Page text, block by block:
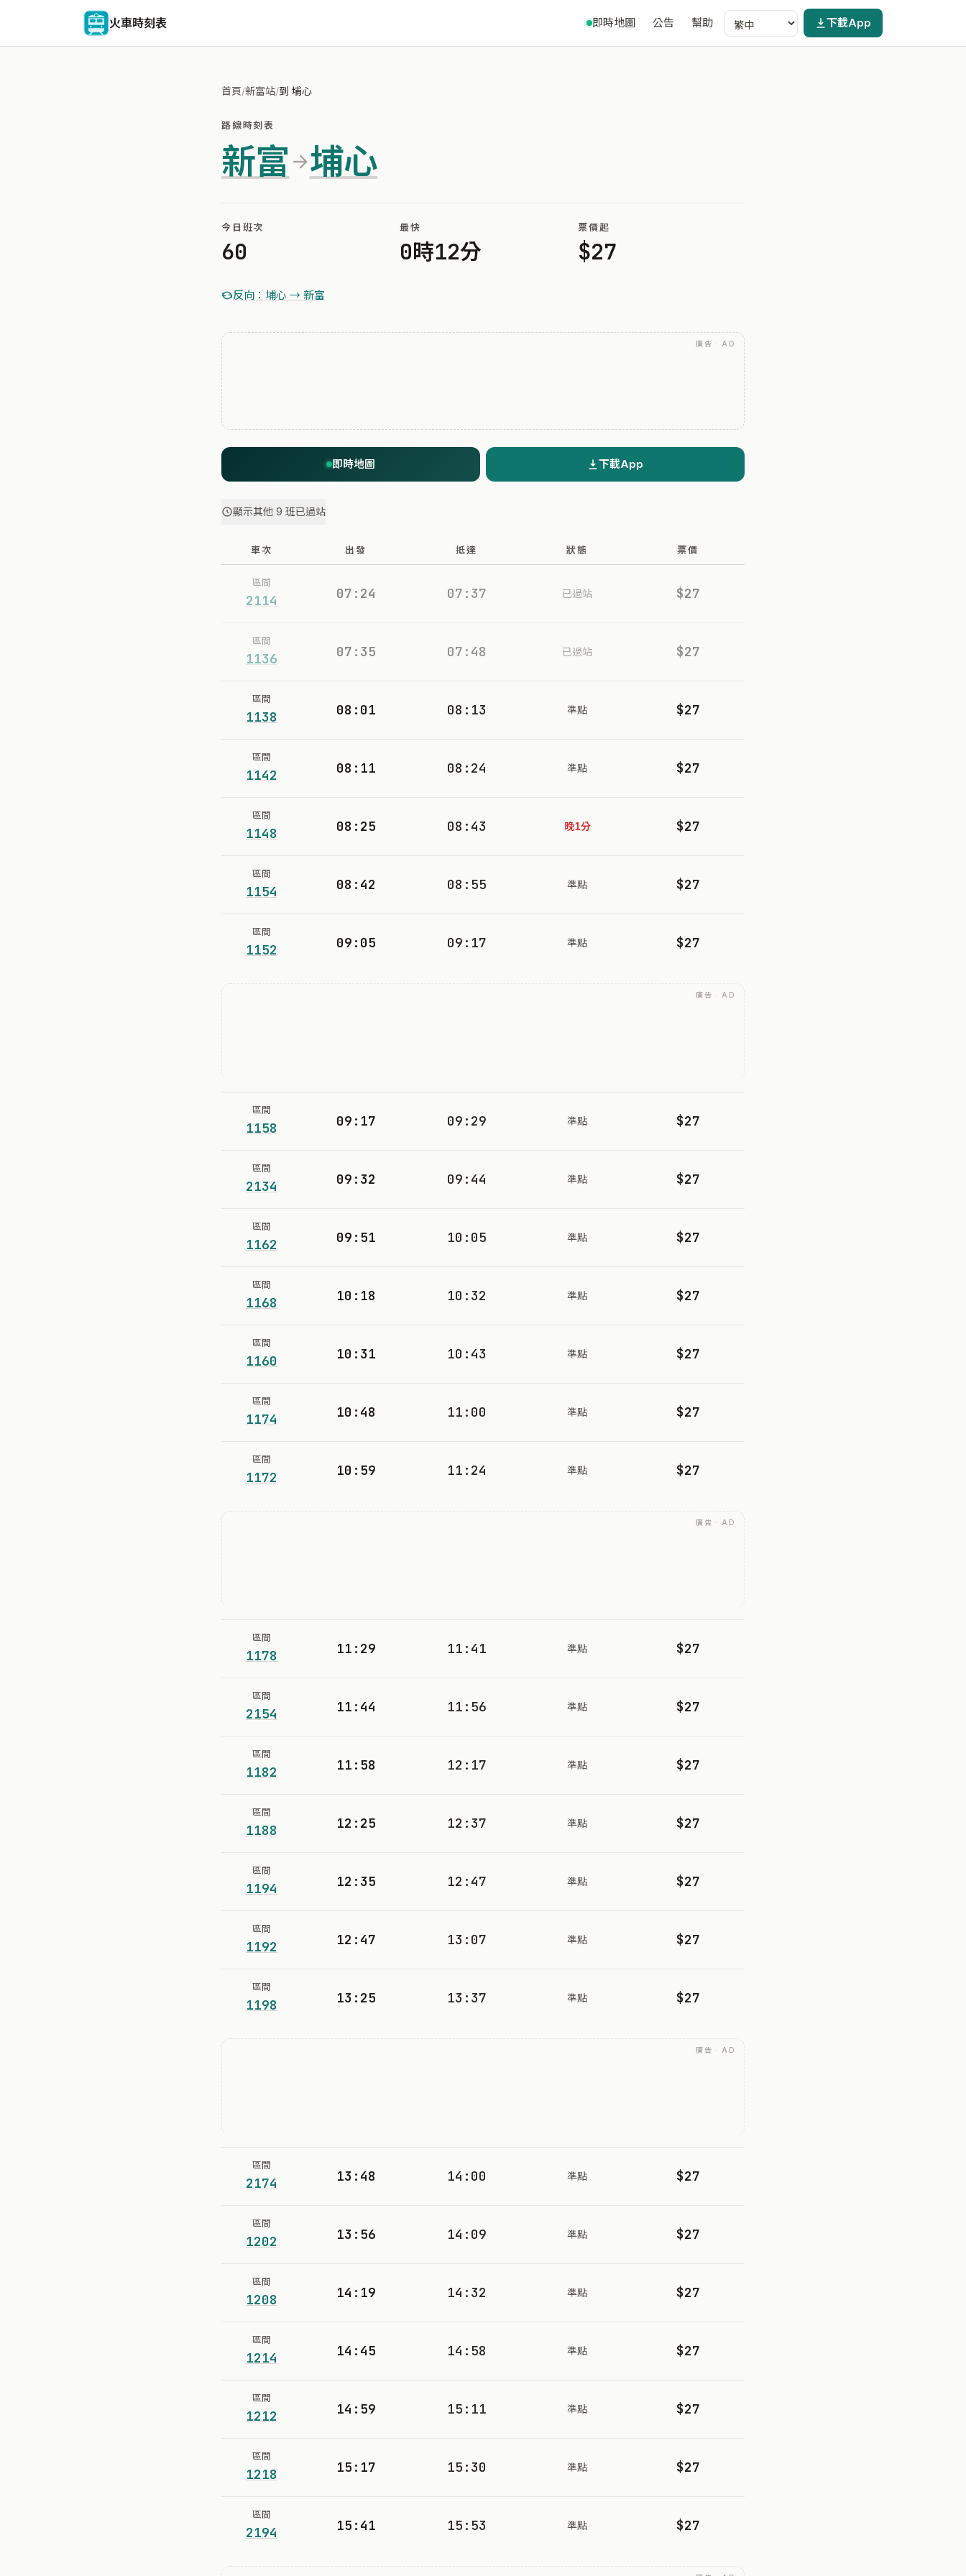
火車時刻表 即時地圖 公告 幫助 下載App
首頁/新富站/到 埔心
路線時刻表
新富 埔心
今日班次
60
最快
0時12分
票價起
$27
反向：埔心 → 新富
廣告 · AD
即時地圖 下載App
顯示其他 9 班已過站
車次 出發 抵達 狀態 票價
區間
2114 07:24 07:37 已過站 $27
區間
1136 07:35 07:48 已過站 $27
區間
1138 08:01 08:13 準點 $27
區間
1142 08:11 08:24 準點 $27
區間
1148 08:25 08:43 晚1分 $27
區間
1154 08:42 08:55 準點 $27
區間
1152 09:05 09:17 準點 $27
廣告 · AD
區間
1158 09:17 09:29 準點 $27
區間
2134 09:32 09:44 準點 $27
區間
1162 09:51 10:05 準點 $27
區間
1168 10:18 10:32 準點 $27
區間
1160 10:31 10:43 準點 $27
區間
1174 10:48 11:00 準點 $27
區間
1172 10:59 11:24 準點 $27
廣告 · AD
區間
1178 11:29 11:41 準點 $27
區間
2154 11:44 11:56 準點 $27
區間
1182 11:58 12:17 準點 $27
區間
1188 12:25 12:37 準點 $27
區間
1194 12:35 12:47 準點 $27
區間
1192 12:47 13:07 準點 $27
區間
1198 13:25 13:37 準點 $27
廣告 · AD
區間
2174 13:48 14:00 準點 $27
區間
1202 13:56 14:09 準點 $27
區間
1208 14:19 14:32 準點 $27
區間
1214 14:45 14:58 準點 $27
區間
1212 14:59 15:11 準點 $27
區間
1218 15:17 15:30 準點 $27
區間
2194 15:41 15:53 準點 $27